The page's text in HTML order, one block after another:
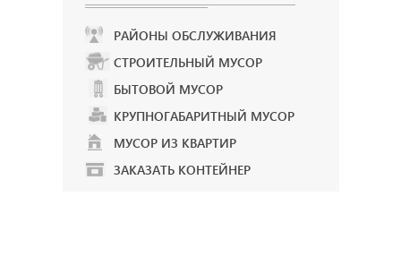
РАЙОНЫ ОБСЛУЖИВАНИЯ
СТРОИТЕЛЬНЫЙ МУСОР
БЫТОВОЙ МУСОР
КРУПНОГАБАРИТНЫЙ МУСОР
МУСОР ИЗ КВАРТИР
ЗАКАЗАТЬ КОНТЕЙНЕР